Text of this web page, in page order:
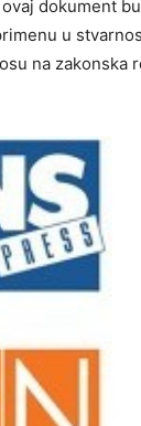
dokument
u
na